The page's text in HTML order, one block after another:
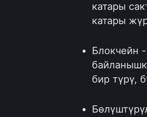
катары
катары
Блокчейн
бир түрү,